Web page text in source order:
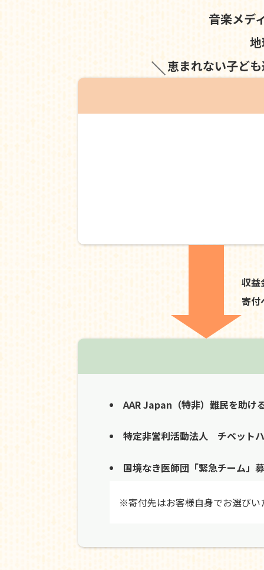
音楽メデ
恵まれない子ど
収益
寄付
AAR Japan（特非）難民を助け
特定非営利活動法人 チベット
国境なき医師団「緊急チーム」
※寄付先はお客様自身でお選びい